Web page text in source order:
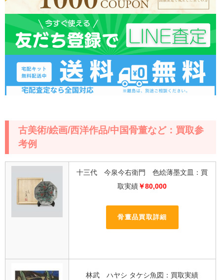
古美術/絵画/西洋作品/中国骨董など：買取参
考例
十三代 今泉今右衛門 色絵薄墨文皿：買
取実績 ￥80,000
骨董品買取詳細
林武 ハヤシ タケシ魚図：買取実績